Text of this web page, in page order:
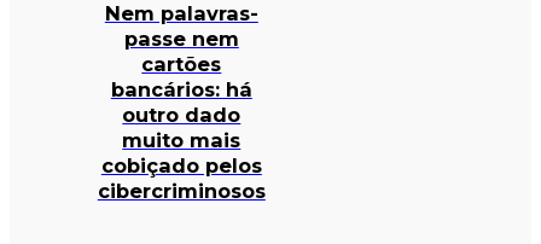
Nem palavras-
passe nem
cartões
bancários: há
outro dado
muito mais
cobiçado pelos
cibercriminosos